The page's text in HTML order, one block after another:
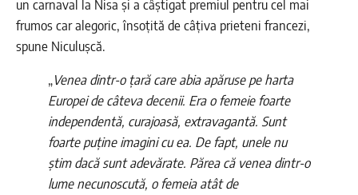
un carnaval la Nisa și a câștigat premiul pentru cel mai
frumos car alegoric, însoțită de câțiva prieteni francezi,
spune Niculușcă.
„Venea dintr-o țară care abia apăruse pe harta
Europei de câteva decenii. Era o femeie foarte
independentă, curajoasă, extravagantă. Sunt
foarte puține imagini cu ea. De fapt, unele nu
știm dacă sunt adevărate. Părea că venea dintr-o
lume necunoscută, o femeia atât de